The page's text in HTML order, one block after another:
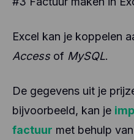
Excel kan je koppelen
Access of MySQL.
De gegevens uit je
bijvoorbeeld, kan je
factuur met behulp